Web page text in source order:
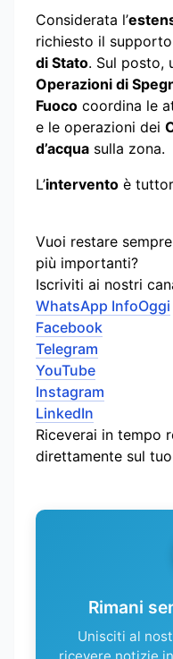
Considerata l’
richiesto il
di Stato. Sul posto,
Operazioni di
Fuoco coordina le
e le operazioni dei
d’acqua sulla zona.
L’intervento è
Vuoi restare
più importanti?
Iscriviti ai nostri
WhatsApp InfoOggi
Facebook
Telegram
YouTube
Instagram
LinkedIn
Riceverai in tempo
direttamente sul
Rimani
Unisciti al
ricevere notizie